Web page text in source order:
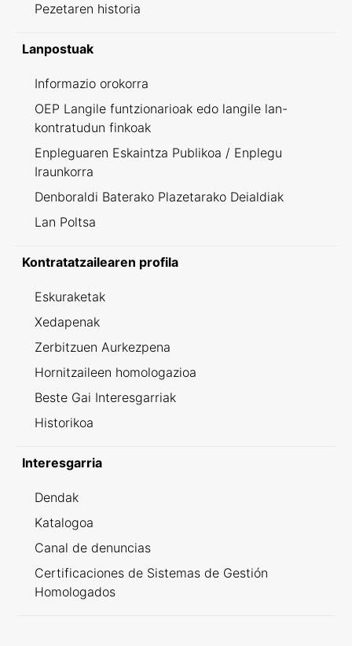
Pezetaren historia
Lanpostuak
Informazio orokorra
OEP Langile funtzionarioak edo langile lan-
kontratudun finkoak
Enpleguaren Eskaintza Publikoa / Enplegu
Iraunkorra
Denboraldi Baterako Plazetarako Deialdiak
Lan Poltsa
Kontratatzailearen profila
Eskuraketak
Xedapenak
Zerbitzuen Aurkezpena
Hornitzaileen homologazioa
Beste Gai Interesgarriak
Historikoa
Interesgarria
Dendak
Katalogoa
Canal de denuncias
Certificaciones de Sistemas de Gestión
Homologados